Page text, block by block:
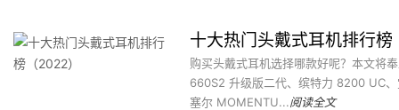
十大热门头戴式耳机排行
购买头戴式耳机选择哪款好呢？本文将
660S2 升级版二代、缤特力 8200 UC
塞尔 MOMENTU...阅读全文